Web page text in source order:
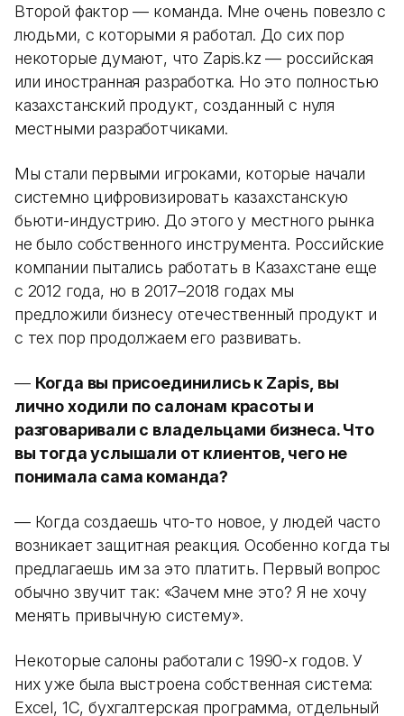
Второй фактор — команда. Мне очень повезло с
людьми, с которыми я работал. До сих пор
некоторые думают, что Zapis.kz — российская
или иностранная разработка. Но это полностью
казахстанский продукт, созданный с нуля
местными разработчиками.
Мы стали первыми игроками, которые начали
системно цифровизировать казахстанскую
бьюти-индустрию. До этого у местного рынка
не было собственного инструмента. Российские
компании пытались работать в Казахстане еще
с 2012 года, но в 2017–2018 годах мы
предложили бизнесу отечественный продукт и
с тех пор продолжаем его развивать.
— Когда вы присоединились к Zapis, вы
лично ходили по салонам красоты и
разговаривали с владельцами бизнеса. Что
вы тогда услышали от клиентов, чего не
понимала сама команда?
— Когда создаешь что-то новое, у людей часто
возникает защитная реакция. Особенно когда ты
предлагаешь им за это платить. Первый вопрос
обычно звучит так: «Зачем мне это? Я не хочу
менять привычную систему».
Некоторые салоны работали с 1990-х годов. У
них уже была выстроена собственная система:
Excel, 1С, бухгалтерская программа, отдельный